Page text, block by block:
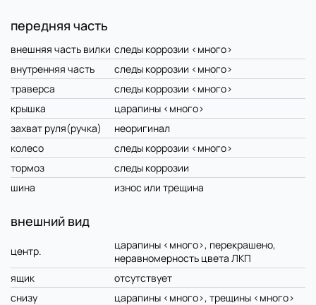
передняя часть
внешняя часть вилки следы коррозии <много>
внутренняя часть
следы коррозии <много>
траверса
следы коррозии <много>
крышка
царапины <много>
захват руля(ручка)
неоригинал
колесо
следы коррозии <много>
тормоз
следы коррозии
шина
износ или трещина
внешний вид
центр.
царапины <много>, перекрашено,
неравномерность цвета ЛКП
ящик
отсутствует
снизу
царапины <много>, трещины <много>